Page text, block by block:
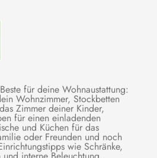
für deine Wohnaustattung:
Wohnzimmer, Stockbetten
Zimmer deiner Kinder,
für einen einladenden
und Küchen für das
oder Freunden und noch
wie Schränke,